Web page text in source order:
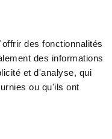
des fonctionnalités
des informations
et d'analyse, qui
ou qu'ils ont
Politics